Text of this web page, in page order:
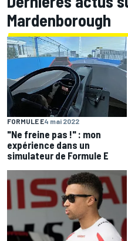
Mardenborough
FORMULE E4 mai 2022
"Ne freine pas !" : mon
expérience dans un
simulateur de Formule E